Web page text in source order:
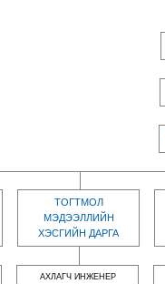
ТОГТМОЛ
МЭДЭЭЛЛИЙН
ХЭСГИЙН ДАРГА
АХЛАГЧ ИНЖЕНЕР